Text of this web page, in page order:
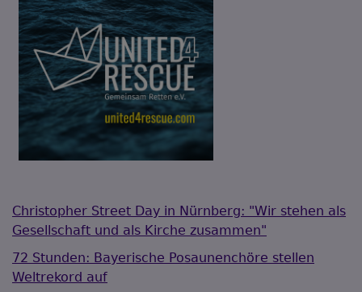
Christopher Street Day in Nürnberg: "Wir stehen als
Gesellschaft und als Kirche zusammen"
72 Stunden: Bayerische Posaunenchöre stellen
Weltrekord auf